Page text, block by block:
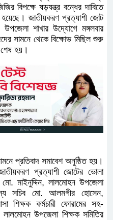
বিপক্ষে ষড়যন্ত্র বন্ধের দাবিতে
হয়েছে। জাতীয়করণ প্রত্যাশী জোট
শাখার উদ্যোগে মঙ্গলবার
সামনে থেকে বিক্ষোভ মিছিল শুরু
হয়।
প্রতিবাদ সমাবেশ অনুষ্ঠিত হয়।
প্রত্যাশী জোটের ভোলা
মাইনুদ্দিন, লালমোহন উপজেলা
সচিব মো. আলমগীর হোসেন,
শিক্ষক কর্মচারী ফোরামের সহ-
লালমোহন উপজেলা শিক্ষক সমিতির